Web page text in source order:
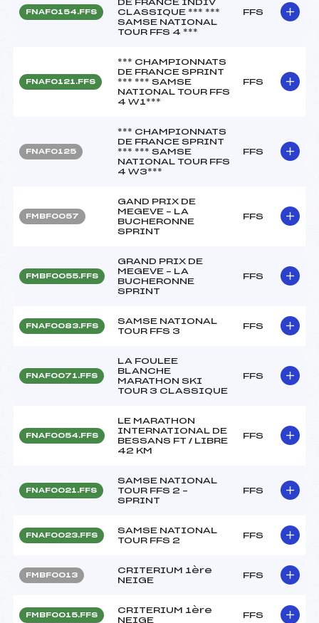
FNAF0154.FFS
DE FRANCE INDIV
CLASSIQUE *** ***
SAMSE NATIONAL
TOUR FFS 4 ***
FFS
FNAF0121.FFS
*** CHAMPIONNATS
DE FRANCE SPRINT
*** *** SAMSE
NATIONAL TOUR FFS
4 W1***
FFS
FNAF0125
*** CHAMPIONNATS
DE FRANCE SPRINT
*** *** SAMSE
NATIONAL TOUR FFS
4 W3***
FFS
FMBF0057
GAND PRIX DE
MEGEVE – LA
BUCHERONNE
SPRINT
FFS
FMBF0055.FFS
GRAND PRIX DE
MEGEVE – LA
BUCHERONNE
SPRINT
FFS
FNAF0083.FFS
SAMSE NATIONAL
TOUR FFS 3
FFS
FNAF0071.FFS
LA FOULEE
BLANCHE
MARATHON SKI
TOUR 3 CLASSIQUE
FFS
FNAF0054.FFS
LE MARATHON
INTERNATIONAL DE
BESSANS FT / LIBRE
42 KM
FFS
FNAF0021.FFS
SAMSE NATIONAL
TOUR FFS 2 –
SPRINT
FFS
FNAF0023.FFS
SAMSE NATIONAL
TOUR FFS 2
FFS
FMBF0013
CRITERIUM 1ère
NEIGE
FFS
FMBF0015.FFS
CRITERIUM 1ère
NEIGE
FFS